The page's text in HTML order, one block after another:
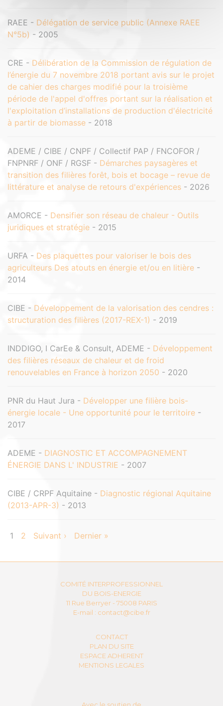
RAEE - Délégation de service public (Annexe RAEE
N°5b) - 2005
CRE - Délibération de la Commission de régulation de
l’énergie du 7 novembre 2018 portant avis sur le projet
de cahier des charges modifié pour la troisième
période de l'appel d'offres portant sur la réalisation et
l'exploitation d’installations de production d'électricité
à partir de biomasse - 2018
ADEME / CIBE / CNPF / Collectif PAP / FNCOFOR /
FNPNRF / ONF / RGSF - Démarches paysagères et
transition des filières forêt, bois et bocage – revue de
littérature et analyse de retours d'expériences - 2026
AMORCE - Densifier son réseau de chaleur - Outils
juridiques et stratégie - 2015
URFA - Des plaquettes pour valoriser le bois des
agriculteurs Des atouts en énergie et/ou en litière -
2014
CIBE - Développement de la valorisation des cendres :
structuration des filières (2017-REX-1) - 2019
INDDIGO, I CarEe & Consult, ADEME - Développement
des filières réseaux de chaleur et de froid
renouvelables en France à horizon 2050 - 2020
PNR du Haut Jura - Développer une filière bois-
énergie locale - Une opportunité pour le territoire -
2017
ADEME - DIAGNOSTIC ET ACCOMPAGNEMENT
ÉNERGIE DANS L' INDUSTRIE - 2007
CIBE / CRPF Aquitaine - Diagnostic régional Aquitaine
(2013-APR-3) - 2013
1 2 Suivant › Dernier »
COMITÉ INTERPROFESSIONNEL
DU BOIS-ENERGIE
11 Rue Berryer - 75008 PARIS
E-mail : contact@cibe.fr
CONTACT
PLAN DU SITE
ESPACE ADHERENT
MENTIONS LEGALES